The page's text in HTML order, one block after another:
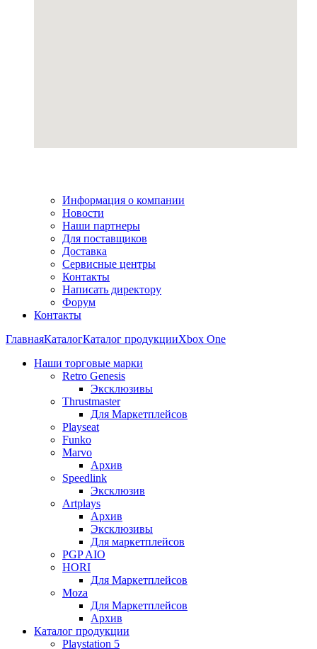
Информация о компании
Новости
Наши партнеры
Для поставщиков
Доставка
Сервисные центры
Контакты
Написать директору
Форум
Контакты
ГлавнаяКаталогКаталог продукцииXbox One
Наши торговые марки
Retro Genesis
Эксклюзивы
Thrustmaster
Для Маркетплейсов
Playseat
Funko
Marvo
Архив
Speedlink
Эксклюзив
Artplays
Архив
Эксклюзивы
Для маркетплейсов
PGP AIO
HORI
Для Маркетплейсов
Moza
Для Маркетплейсов
Архив
Каталог продукции
Playstation 5